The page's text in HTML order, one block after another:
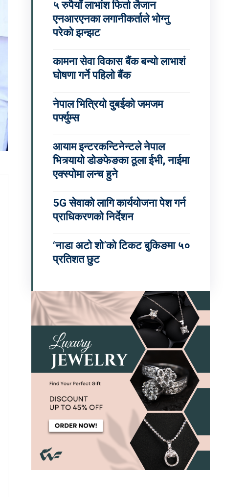
५ रुपैयाँ लाभांश फिर्ता लैजान
एनआरएनका लगानीकर्ताले भोग्नु
परेको झन्झट
कामना सेवा विकास बैंक बन्यो लाभाशं
घोषणा गर्ने पहिलो बैंक
नेपाल भित्रियो दुबईको जमजम
पर्फ्युम्स
आयाम इन्टरकन्टिनेन्टले नेपाल
भित्र्यायो डोङफेङका ठूला ईभी, नाईमा
एक्स्पोमा लन्च हुने
5G सेवाको लागि कार्ययोजना पेश गर्न
प्राधिकरणको निर्देशन
‘नाडा अटो शो’को टिकट बुकिङमा ५०
प्रतिशत छुट